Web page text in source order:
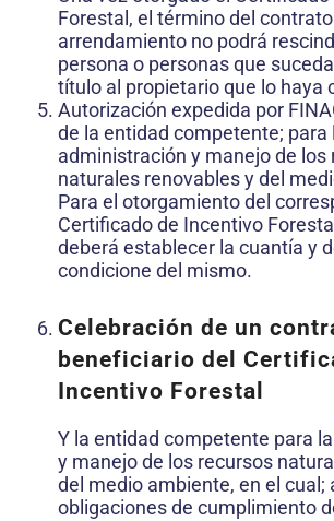
Forestal, el término del
arrendamiento no podrá
persona o personas que
título al propietario que lo haya
Autorización expedida por
de la entidad competente; para
administración y manejo de los
naturales renovables y del
Para el otorgamiento del
Certificado de Incentivo
deberá establecer la cuantía y
condicione del mismo.
Celebración de un
beneficiario del
Incentivo Forestal
Y la entidad competente para
y manejo de los recursos
del medio ambiente, en el cual;
obligaciones de cumplimiento